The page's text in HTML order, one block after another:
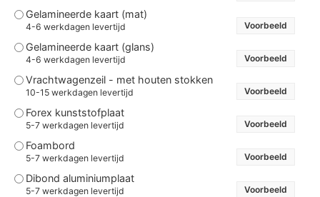
Gelamineerde kaart (mat)
4-6 werkdagen levertijd Voorbeeld
Gelamineerde kaart (glans)
4-6 werkdagen levertijd Voorbeeld
Vrachtwagenzeil - met houten stokken
10-15 werkdagen levertijd Voorbeeld
Forex kunststofplaat
5-7 werkdagen levertijd Voorbeeld
Foambord
5-7 werkdagen levertijd Voorbeeld
Dibond aluminiumplaat
5-7 werkdagen levertijd Voorbeeld